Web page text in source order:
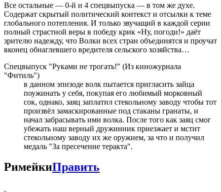
Все остальные — 0-й и 4 спецвыпуска — в том же духе.
Содержат скрытый политический контекст и отсылки к теме
глобального потепления. И только звучащий в каждой серии
полный страстной веры в победу крик «Ну, погоди!» даёт
зрителю надежду, что Волки всех стран объединятся и проучат
вконец обнаглевшего вредителя сельского хозяйства…
Спецвыпуск "Руками не трогать!" (Из киножурнала
"Фитиль")
в данном эпизоде волк пытается пригласить зайца
поужинать у себя, покупая его любимый морковный
сок, однако, заяц заплатил стекольному заводу чтобы тот
произвёл замаскированные под стаканы гранаты, и
начал забрасывать ими волка. После того как заяц смог
убежать наш верный дружинник приезжает и мстит
стекольному заводу их же оружием, за что и получил
медаль "За пресечение теракта".
РимейкиПравить